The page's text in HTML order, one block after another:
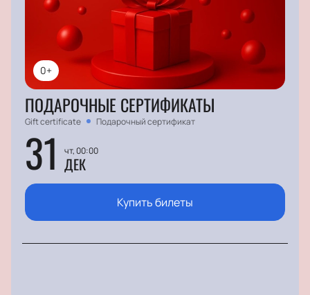
0+
ПОДАРОЧНЫЕ СЕРТИФИКАТЫ
Gift certificate Подарочный сертификат
31 чт, 00:00
ДЕК
Купить билеты